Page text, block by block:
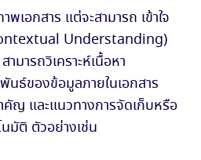
เอกสาร แต่จะสามารถ เข้าใจ
Understanding)
มารถวิเคราะห์เนื้อหา
นธ์ของข้อมูลภายในเอกสาร
คัญ และแนวทางการจัดเก็บหรือ
มัติ ตัวอย่างเช่น